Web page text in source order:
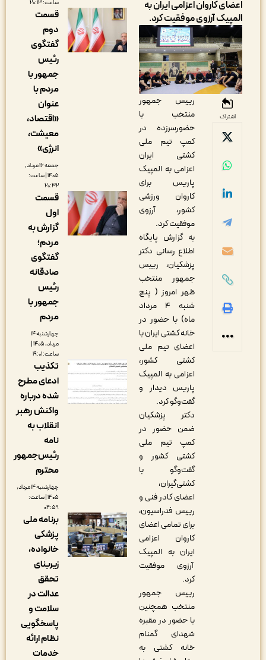
کاروان اعزامی ایران به
آرزوی موفقیت کرد.
رییس جمهور
منتخب با
حضورسرزده در
کمپ تیم ملی
کشتی ایران
اعزامی به المپیک
پاریس برای
کاروان ورزشی
کشور، آرزوی
موفقیت کرد.
به گزارش پایگاه
اطلاع رسانی دکتر
پزشکیان، رییس
جمهور منتخب
ظهر امروز ( پنج
شنبه ۴ مرداد
ماه) با حضور در
خانه کشتی ایران با
اعضای تیم ملی
کشتی کشور،
اعزامی به المپیک
پاریس دیدار و
گفت‌وگو کرد.
دکتر پزشکیان
ضمن حضور در
کمپ تیم ملی
کشتی کشور و
گفت‌وگو با
کشتی‌گیران،
اعضای کادر فنی و
رییس فدراسیون،
برای تمامی اعضای
کاروان اعزامی
ایران به المپیک
آرزوی موفقیت
رییس جمهور
منتخب همچنین
با حضور در مقبره
شهدای گمنام
خانه کشتی به
قسمت
دوم
گفتگوی
جمهور با
«اقتصاد،
معیشت،
جمعه ۱۶ مرداد,
۱۴۰۵ | ساعت:
قسمت
اول
گزارش به
گفتگوی
صادقانه
جمهور با
چهارشنبه ۱۴
مرداد, ۱۴۰۵ |
تکذیب
ادعای مطرح
شده درباره
واکنش رهبر
انقلاب به
رئیس‌جمهور
چهارشنبه ۱۴ مرداد,
۱۴۰۵ | ساعت:
برنامه ملی
پزشکی
خانواده،
عدالت در
سلامت و
پاسخگویی
نظام ارائه